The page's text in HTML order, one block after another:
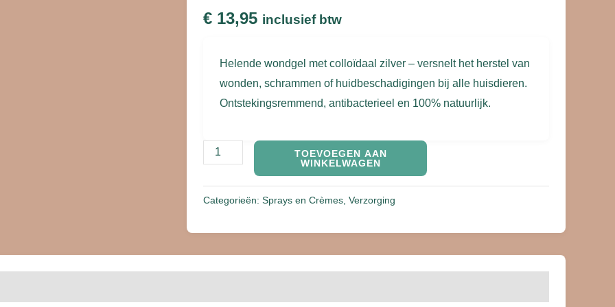
€ 13,95 inclusief btw
Helende wondgel met colloïdaal zilver – versnelt het herstel van
wonden, schrammen of huidbeschadigingen bij alle huisdieren.
Ontstekingsremmend, antibacterieel en 100% natuurlijk.
TOEVOEGEN AAN
WINKELWAGEN
Categorieën: Sprays en Crèmes Verzorging